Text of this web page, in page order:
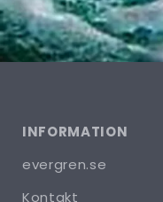
INFORMATION
evergren.se
Kontakt